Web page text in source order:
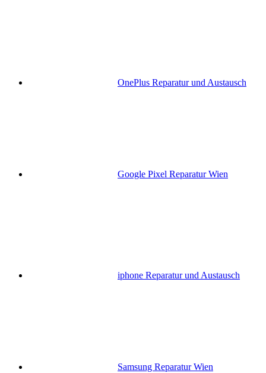
OnePlus Reparatur und Austausch
Google Pixel Reparatur Wien
iphone Reparatur und Austausch
Samsung Reparatur Wien